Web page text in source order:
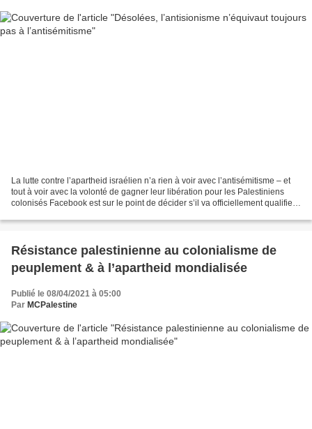
La lutte contre l’apartheid israélien n’a rien à voir avec l’antisémitisme – et
tout à voir avec la volonté de gagner leur libération pour les Palestiniens
colonisés Facebook est sur le point de décider s’il va officiellement qualifier
Résistance palestinienne au colonialisme de
peuplement & à l’apartheid mondialisée
Publié le 08/04/2021 à 05:00
Par MCPalestine